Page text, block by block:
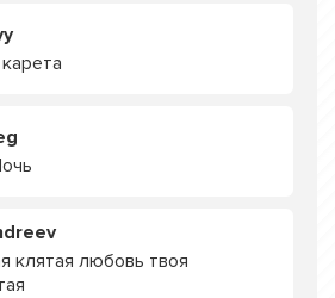
клятая любовь твоя